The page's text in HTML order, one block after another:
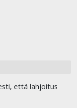
että lahjoitus